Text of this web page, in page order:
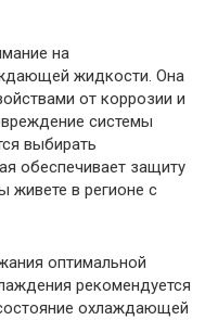
на
жидкости. Она
от коррозии и
системы
выбирать
обеспечивает защиту
живете в регионе с
оптимальной
рекомендуется
охлаждающей